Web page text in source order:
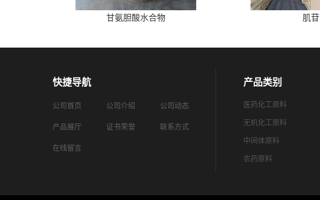
甘氨胆酸水合物 肌苷
快捷导航
公司首页 公司介绍 公司动态
产品展厅 证书荣誉 联系方式
在线留言
产品类别
医药化工原料
无机化工原料
中间体原料
农药原料